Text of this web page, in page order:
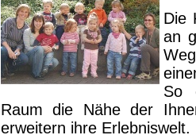
Die
an
So
Raum die Nähe der
erweitern ihre Erlebniswelt.